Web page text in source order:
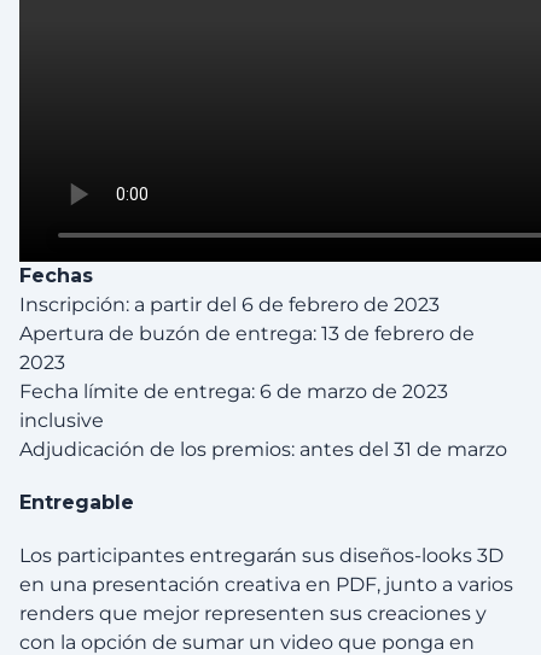
Fechas
Inscripción: a partir del 6 de febrero de 2023
Apertura de buzón de entrega: 13 de febrero de
2023
Fecha límite de entrega: 6 de marzo de 2023
inclusive
Adjudicación de los premios: antes del 31 de marzo
Entregable
Los participantes entregarán sus diseños-looks 3D
en una presentación creativa en PDF, junto a varios
renders que mejor representen sus creaciones y
con la opción de sumar un video que ponga en